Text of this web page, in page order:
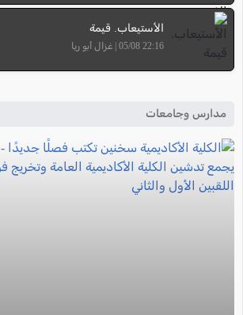
الأستيعاب. قيمة
22:16 05/08 | غزال أبو ريا
مدارس وجامعات